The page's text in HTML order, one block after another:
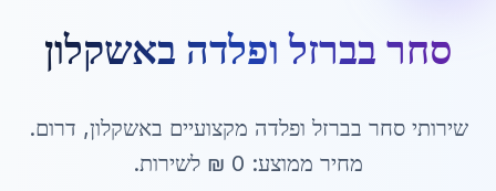
סחר בברזל ופלדה באשקלון
שירותיסחר בברזל ופלדה מקצועיים באשקלון, דרום.
מחיר ממוצע: 0 ₪ לשירות.